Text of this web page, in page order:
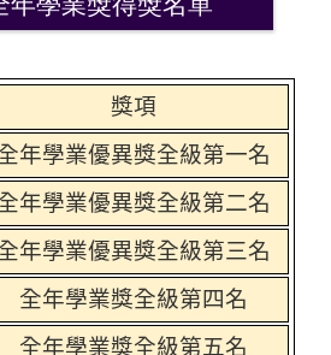
獎項
年學業優異獎全級第一名
年學業優異獎全級第二名
年學業優異獎全級第三名
全年學業獎全級第四名
全年學業獎全級第五名